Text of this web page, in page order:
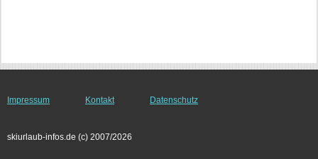
Impressum Kontakt Datenschutz
skiurlaub-infos.de (c) 2007/2026